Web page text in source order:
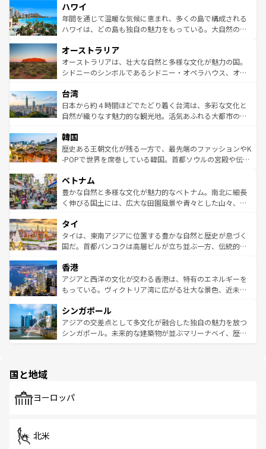
ば市内交通費無料で観光を楽しむこともできる。 なお、新
着のスイス情報はコンテンツ一覧 を参照してほしい。
のような巨大都市は、観光、ショッピング、エンターテイ
ンメントが詰まった刺激的なスポットだ。一方、アメリカ
西部には大自然が広がり、グランドキャニオンやイエロー
部のニューオーリンズでは、音楽と美食が融合した独特の
文化が魅力。旅行者はアメリカの各地域で異なる魅力を楽
しみながら、その多様性と豊かな歴史を感じることができ
ならではの贅沢な旅のスタイルだ。 なお、新着のアメリカ
情報はコンテンツ一覧を参照してほしい。
ハワイ
年間を通じて温暖な気候に恵まれ、多くの島で構成される
ハワイは、どの島も独自の魅力をもっている。大自然の神
ワイ島は見逃せない。また、定番の観光地といえばオアフ
島だが、静かな自然を求めるならマウイ島やカウアイ島が
おすすめ。エメラルドグリーンに輝く海をはじめ、豊かな
れるおもてなしの心で訪れる人々を迎えてくれるハワイの
人々、おいしいローカルフードやハワイアンミュージッ
ク、伝統的なフラダンスなど、すべてがハワイの魅力を彩
ワイを、存分に味わってほしい。 なお、新着のハワイ情報
はコンテンツ一覧を参照してほしい。
オーストラリア
オーストラリアは、壮大な自然と多様な文化が魅力の国。
シドニーのシンボルであるシドニー・オペラハウス、オー
リアリーフや大陸中央部にそびえるウルル（エアーズロッ
ク）、タスマニアの美しい原生林やケアンズの熱帯雨林な
ど、見どころがたくさん。また、カフェやワイン、オージ
いる。アクティビティも充実しており、サーフィンやダイ
ビング、ハイキングなど、アウトドア好きにはたまらな
い。オーストラリアの多彩な魅力を存分に味わいつくそ
参照してほしい。
台湾
日本から約４時間ほどでたどり着く台湾は、多彩な文化と
自然が織りなす魅力的な観光地。活気あふれる大都市の台
ン）、静ひつな山岳地帯である台湾東部など、都市の喧騒
と山間の静けさが共存しており、訪れる人に新しい発見と
驚きをもたらしてくれる。また、奥深い台湾の食文化も魅
容にもいいと評判のスイーツなど、バラエティ豊かな料理
が味わえる。 なお、新着の台湾情報は コンテンツ一覧を参
照してほしい。
韓国
歴史ある王朝文化が残る一方で、最先端のファッションやK
-POPで世界を席巻している韓国。首都ソウルの宮殿や伝統
き、地方に足を延ばせば四季折々の自然美を楽しむことが
できる。そして、キムチや焼肉、絶品のストリートフード
まで、さまざまな韓国料理が待っている。夜には、韓国な
リティに包まれながら、韓国の多彩な魅力を心ゆくまで味
わってみてほしい。 なお、新着の韓国情報はコンテンツ一
覧を参照してほしい。
ベトナム
豊かな自然と多様な文化が魅力的なベトナム。南北に細長
く伸びる国土には、広大な田園風景や青々とした山々、世
急速な発展と共に伝統が息づく。ハノイの古い町並みやホ
ーチミン市のフランス統治時代の建物も、独特の雰囲気を
醸し出している。また、バラエティの豊かさとおいしさで
とつ。フォーやバインミー、ベトナムコーヒーなどは、ぜ
ひ現地で味わいたい。どの地域を訪れてもあたたかい人々
が旅行者を迎えてくれるので、きっと忘れられない旅にな
参照してほしい。
タイ
タイは、東南アジアに位置する豊かな自然と歴史が息づく
国だ。首都バンコクは高層ビルが立ち並ぶ一方、伝統的な
の活気が交差している。北部ではチェンマイなどの山岳地
帯で自然と触れ合い、南部ではプーケットやクラビの美し
いビーチでリゾート気分を楽しむことができる。タイ料理
激する。気候は一年中温暖で、どの季節にも異なる楽しみ
が待っている。親しみやすいタイの人々、仏教を中心とし
た文化、そして多様な観光資源が、訪れる旅人を魅了し続
香港
アジアと西洋の文化が交わる香港は、特有のエネルギーを
もっている。ヴィクトリア湾に広がる壮大な景色、近未来
み、どこを訪れても感動するはず。観光スポットが密集し
ており、効率よく見どころを回れるのも魅力。息をのむよ
うな絶景から文化的な体験まで、香港を存分に楽しみ尽く
シンガポール
アジアの交差点として多文化が融合した独自の魅力を放つ
シンガポール。未来的な建築物が並ぶマリーナベイ、歴史
で、ホーカーズは地元の風情を楽しめる外せないスポット
国と地域
ヨーロッパ
北米